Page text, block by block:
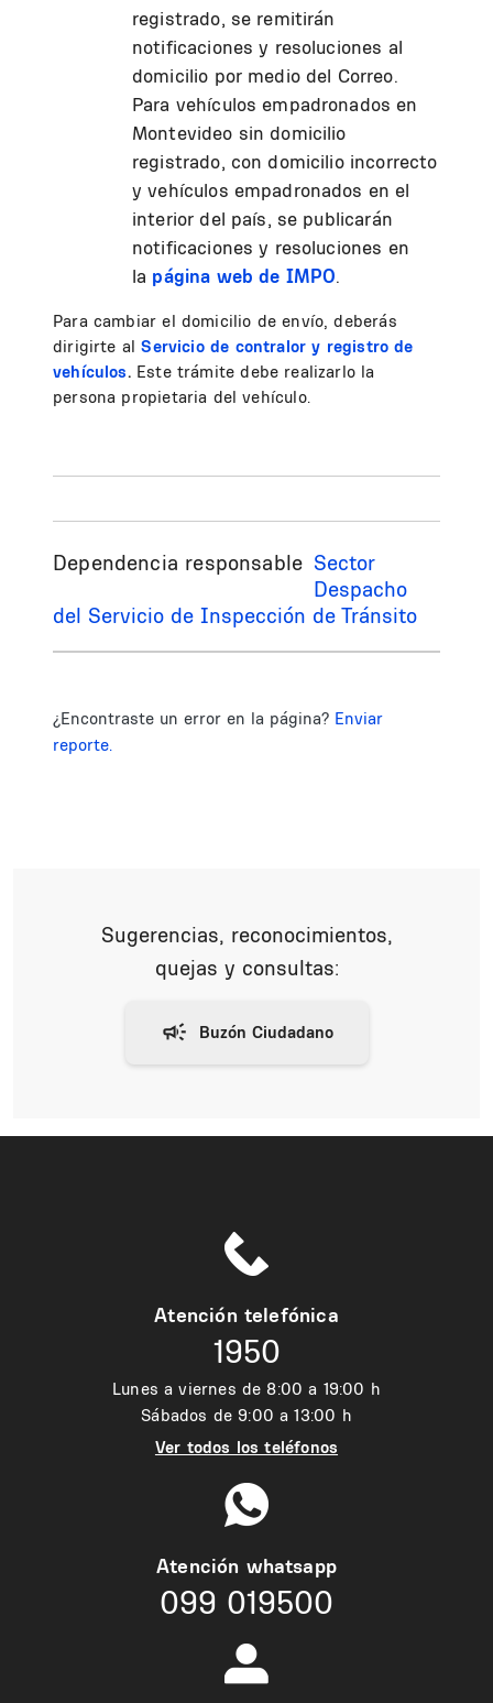
registrado, se remitirán
notificaciones y resoluciones al
domicilio por medio del Correo.
Para vehículos empadronados en
Montevideo sin domicilio
registrado, con domicilio incorrecto
y vehículos empadronados en el
interior del país, se publicarán
notificaciones y resoluciones en
la página web de IMPO.
Para cambiar el domicilio de envío, deberás
dirigirte alServicio de contralor y registro de
vehículos.Este trámite debe realizarlo la
persona propietaria del vehículo.
Dependencia responsable Sector
Despacho
del Servicio de Inspección de Tránsito
¿Encontraste un error en la página? Enviar
reporte.
Sugerencias, reconocimientos,
quejas y consultas:
Atención telefónica
1950
Lunes a viernes de 8:00 a 19:00 h
Sábados de 9:00 a 13:00 h
Ver todos los teléfonos
Atención whatsapp
099 019500